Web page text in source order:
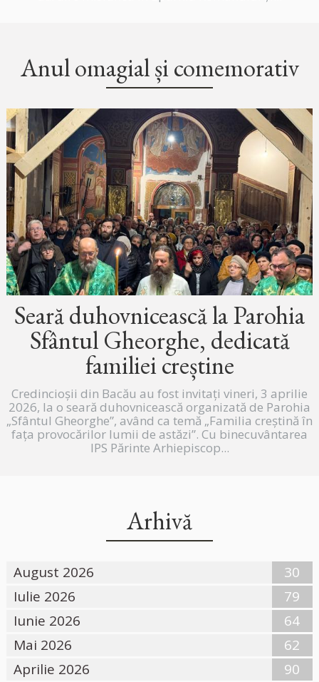
Anul omagial și comemorativ
Seară duhovnicească la Parohia
Sfântul Gheorghe, dedicată
familiei creștine
Credincioșii din Bacău au fost invitați vineri, 3 aprilie
2026, la o seară duhovnicească organizată de Parohia
„Sfântul Gheorghe”, având ca temă „Familia creștină în
fața provocărilor lumii de astăzi”. Cu binecuvântarea
IPS Părinte Arhiepiscop...
Arhivă
August 2026
30
Iulie 2026
79
Iunie 2026
64
Mai 2026
62
Aprilie 2026
90